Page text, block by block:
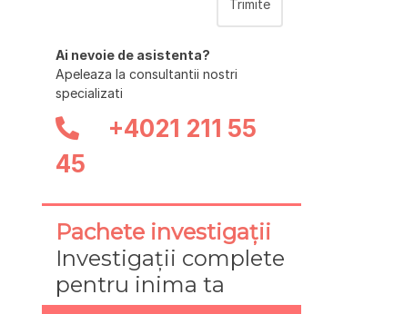
Ai nevoie de asistenta?
Apeleaza la consultantii nostri
specializati
+4021 211 55
45
Pachete investigații
Investigații complete
pentru inima ta